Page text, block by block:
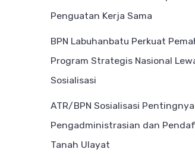
Penguatan Kerja Sama
BPN Labuhanbatu Perkuat
Program Strategis Nasional
Sosialisasi
ATR/BPN Sosialisasi Pentingnya
Pengadministrasian dan
Tanah Ulayat